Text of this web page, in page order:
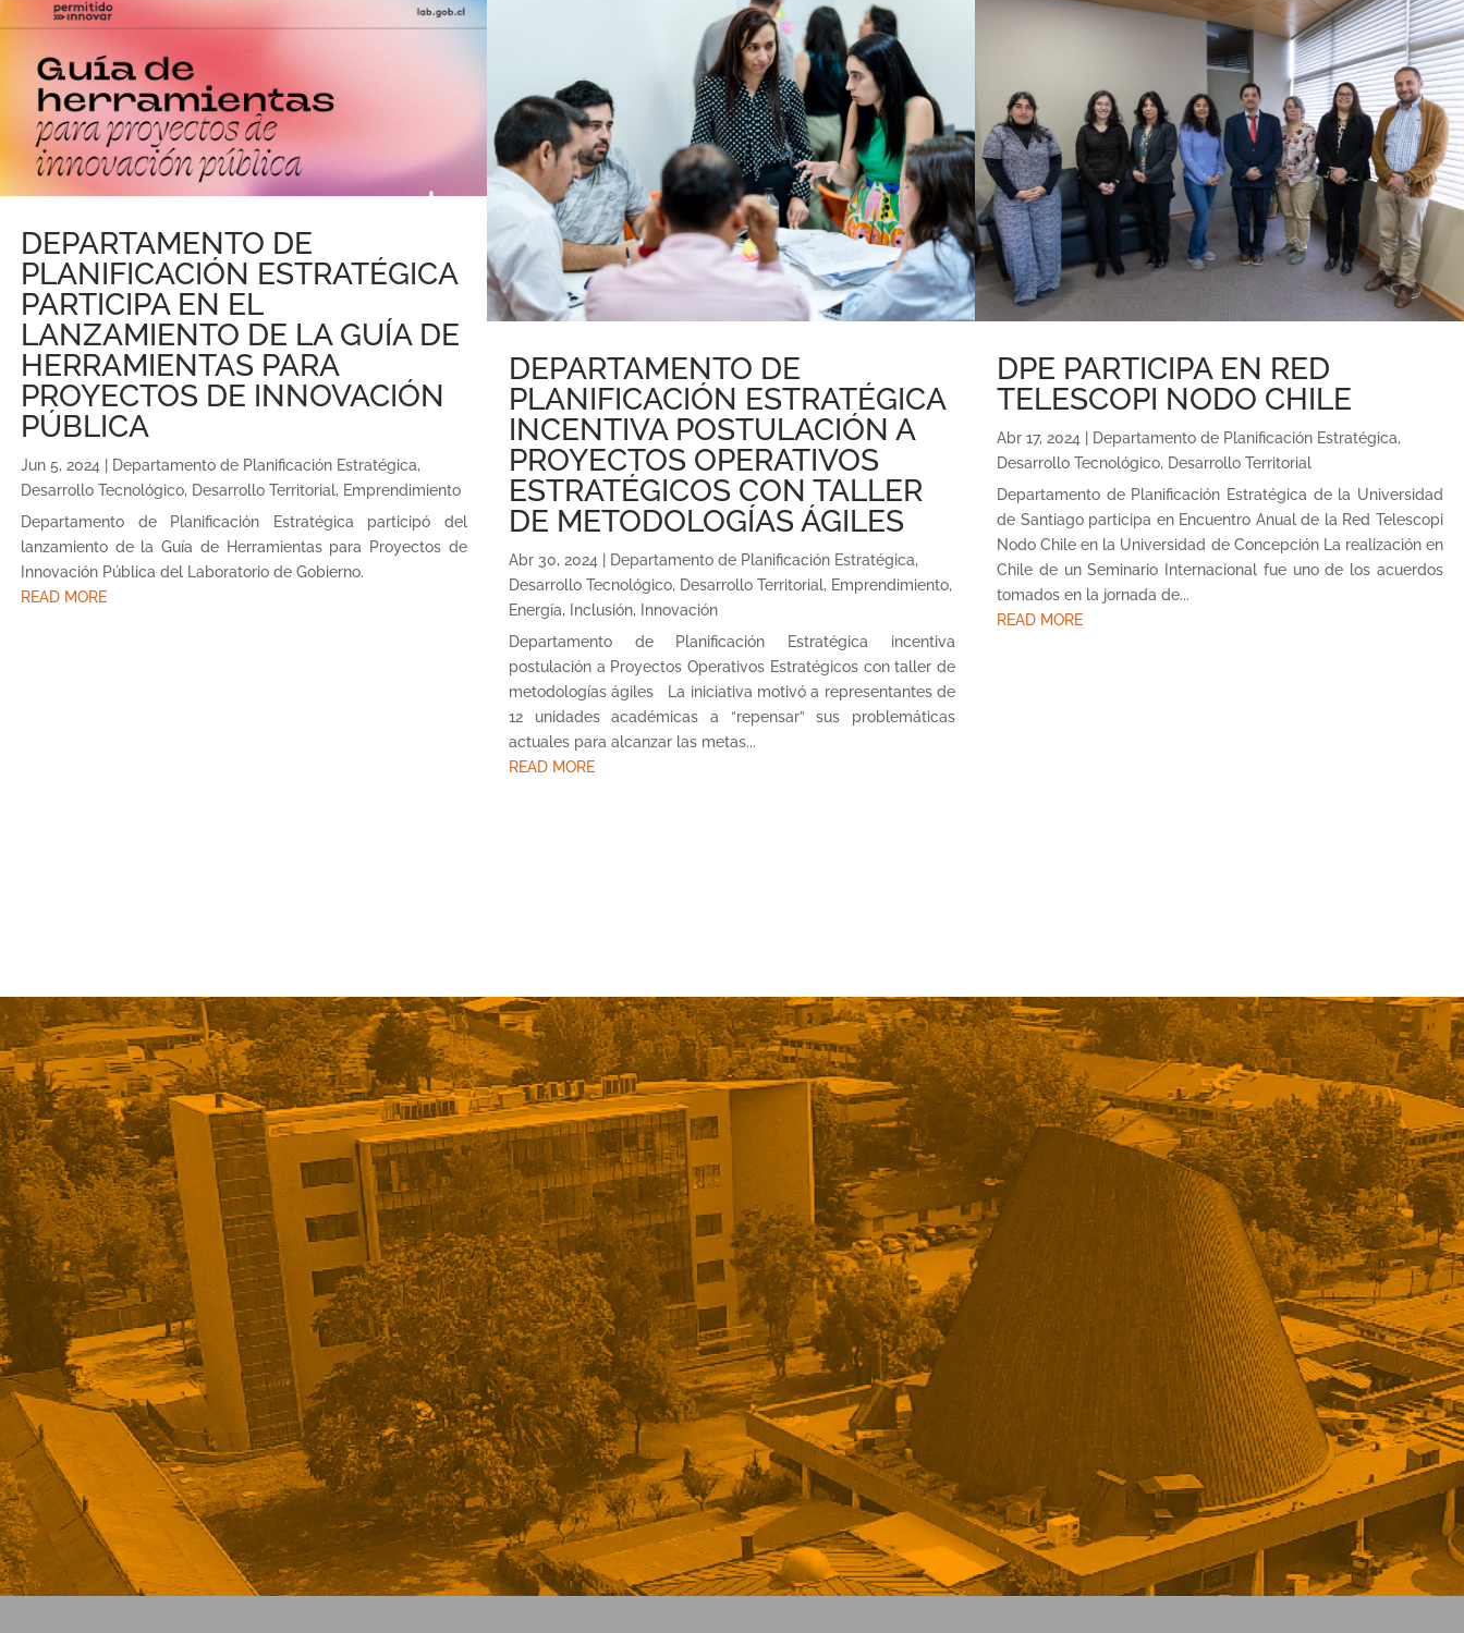
DEPARTAMENTO DE
PLANIFICACIÓN ESTRATÉGICA
PARTICIPA EN EL
LANZAMIENTO DE LA GUÍA DE
HERRAMIENTAS PARA
PROYECTOS DE INNOVACIÓN
PÚBLICA
Jun 5, 2024 Departamento de Planificación Estratégica,
Desarrollo Tecnológico, Desarrollo Territorial, Emprendimiento
Departamento de Planificación Estratégica participó del
lanzamiento de la Guía de Herramientas para Proyectos de
Innovación Pública del Laboratorio de Gobierno.
READ MORE
DEPARTAMENTO DE
PLANIFICACIÓN ESTRATÉGICA
INCENTIVA POSTULACIÓN A
PROYECTOS OPERATIVOS
ESTRATÉGICOS CON TALLER
DE METODOLOGÍAS ÁGILES
Abr 30, 2024 Departamento de Planificación Estratégica,
Desarrollo Tecnológico, Desarrollo Territorial, Emprendimiento,
Energía, Inclusión,
Innovación
Departamento de Planificación Estratégica incentiva
postulación a Proyectos Operativos Estratégicos con taller de
metodologías ágiles La iniciativa motivó a representantes de
12 unidades académicas a “repensar” sus problemáticas
actuales para alcanzar las metas...
READ MORE
DPE PARTICIPA EN RED
TELESCOPI NODO CHILE
Abr 17, 2024 Departamento de Planificación Estratégica,
Desarrollo Tecnológico, Desarrollo Territorial
Departamento de Planificación Estratégica de la Universidad
de Santiago participa en Encuentro Anual de la Red Telescopi
Nodo Chile en la Universidad de Concepción La realización en
Chile de un Seminario Internacional fue uno de los acuerdos
tomados en la jornada de...
READ MORE